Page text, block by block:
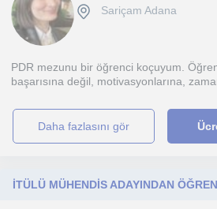
Sariçam Adana
PDR mezunu bir öğrenci koçuyum.
başarısına değil, motivasyonlarına,
daha fazlasını gör
İTÜLÜ MÜHENDİS ADAYINDAN